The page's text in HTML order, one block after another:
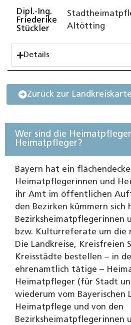
Dipl.-Ing.
Friederike
Stückler
Altötting
Details
Zurück zur Landkreiskarte
Wer sind die
Heimatpfleger?
Bayern hat ein
Heimatpflegerinnen und
ihr Amt im öffentlichen
den Bezirken kümmern sich
Bezirksheimatpflegerinnen
bzw. Kulturreferate um die
Die Landkreise, Kreisfreien
Kreisstädte bestellen – in
ehrenamtlich tätige –
Heimatpfleger (für Stadt
wiederum vom Bayerischen
Heimatpflege und von den
Bezirksheimatpflegerinnen